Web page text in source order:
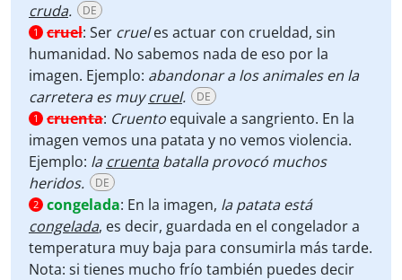
cruda. DE
1 cruel: Ser crueles actuar con crueldad, sin
humanidad. No sabemos nada de eso por la
imagen. Ejemplo: abandonar a los animales en la
carretera es muycruel. DE
1 cruenta: Cruento equivale a sangriento. En la
imagen vemos una patata y no vemos violencia.
Ejemplo: lacruentabatalla provocó muchos
heridos.
DE
2 congelada: En la imagen, la patata está
congelada, es decir, guardada en el congelador a
temperatura muy baja para consumirla más tarde.
Nota: si tienes mucho frío también puedes decir